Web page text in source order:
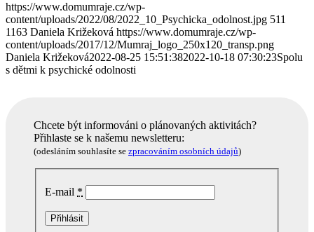
https://www.domumraje.cz/wp-
content/uploads/2022/08/2022_10_Psychicka_odolnost.jpg 511
1163 Daniela Križeková https://www.domumraje.cz/wp-
content/uploads/2017/12/Mumraj_logo_250x120_transp.png
Daniela Križeková2022-08-25 15:51:382022-10-18 07:30:23Spolu
s dětmi k psychické odolnosti
Chcete být informováni o plánovaných aktivitách?
Přihlaste se k našemu newsletteru:
(odesláním souhlasíte se zpracováním osobních údajů)
E-mail *